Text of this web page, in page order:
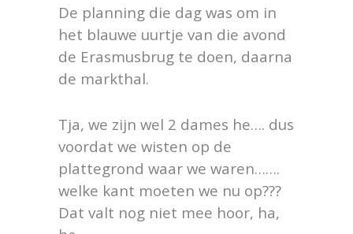
De planning die dag was om in
het blauwe uurtje van die avond
de Erasmusbrug te doen, daarna
de markthal.
Tja, we zijn wel 2 dames he…. dus
voordat we wisten op de
plattegrond waar we waren…….
welke kant moeten we nu op???
Dat valt nog niet mee hoor, ha,